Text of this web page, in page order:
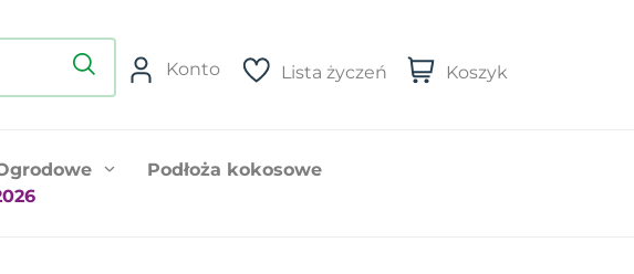
Konto Lista życzeń Koszyk
Podłoża kokosowe